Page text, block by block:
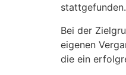
stattgefunden.
Bei der
eigenen
die ein